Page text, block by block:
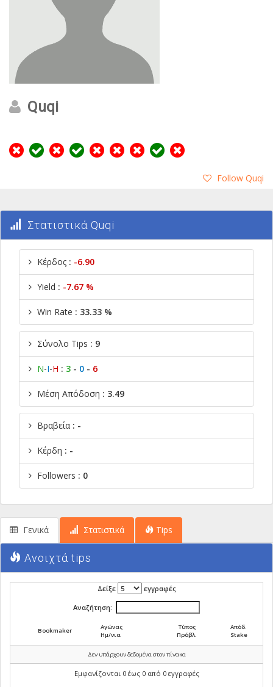
Quqi
Follow Quqi
Στατιστικά Quqi
Κέρδος : -6.90
Yield : -7.67 %
Win Rate : 33.33 %
Σύνολο Tips : 9
Ν-Ι-Η : 3 - 0 - 6
Μέση Απόδοση : 3.49
Βραβεία : -
Κέρδη : -
Followers : 0
Γενικά Στατιστικά Tips
Ανοιχτά tips
Δείξε εγγραφές
Αναζήτηση:
Bookmaker
Αγώνας
Ημ/νια
Τύπος
Πρόβλ.
Απόδ.
Stake
Δεν υπάρχουν δεδομένα στον πίνακα
Εμφανίζονται 0 έως 0 από 0 εγγραφές